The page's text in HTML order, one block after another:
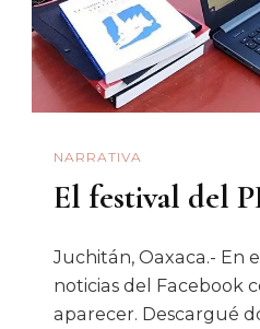
NARRATIVA
El festival del
Juchitán, Oaxaca.- En
noticias del Facebook
aparecer. Descargué